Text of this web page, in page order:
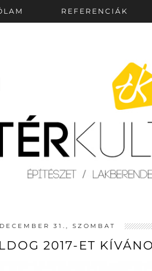
REFERENCIÁK
31., SZOMBAT
2017-ET